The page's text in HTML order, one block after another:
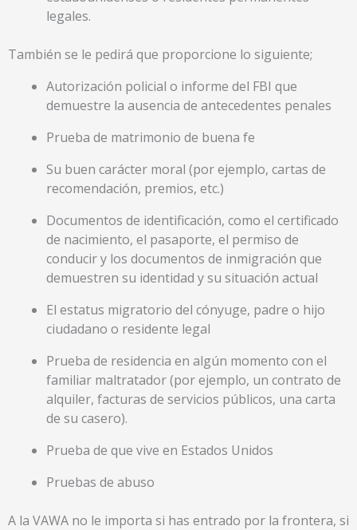
legales.
También se le pedirá que proporcione lo siguiente;
Autorización policial o informe del FBI que
demuestre la ausencia de antecedentes penales
Prueba de matrimonio de buena fe
Su buen carácter moral (por ejemplo, cartas de
recomendación, premios, etc.)
Documentos de identificación, como el certificado
de nacimiento, el pasaporte, el permiso de
conducir y los documentos de inmigración que
demuestren su identidad y su situación actual
El estatus migratorio del cónyuge, padre o hijo
ciudadano o residente legal
Prueba de residencia en algún momento con el
familiar maltratador (por ejemplo, un contrato de
alquiler, facturas de servicios públicos, una carta
de su casero).
Prueba de que vive en Estados Unidos
Pruebas de abuso
A la VAWA no le importa si has entrado por la frontera, si